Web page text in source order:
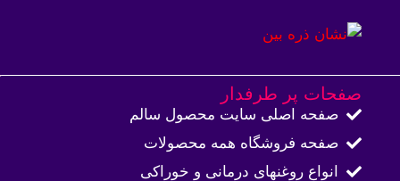
صفحات پر طرفدار
صفحه اصلی سایت محصول سالم
صفحه فروشگاه همه محصولات​
انواع روغنهای درمانی و خوراکی